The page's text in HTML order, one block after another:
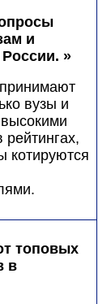
и
»
вузы и
рейтингах,
котируются
топовых
в